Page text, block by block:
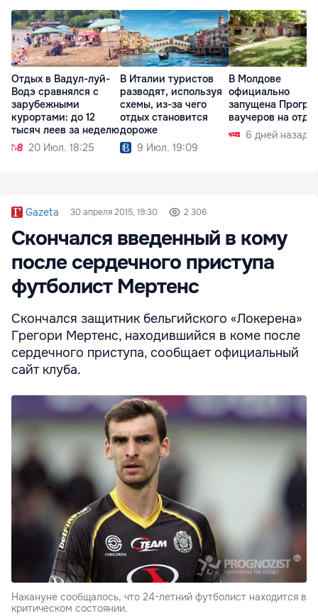
Отдых в Вадул-луй-
Водэ сравнялся с
зарубежными
курортами: до 12
тысяч леев за неделю
20 Июл. 18:25
В Италии туристов
разводят, используя
схемы, из-за чего
отдых становится
дороже
9 Июл. 19:09
В Молдове
официально
запущена
ваучеров на
6 дней назад
Gazeta 30 апреля 2015, 19:30 2 306
Скончался введенный в кому
после сердечного приступа
футболист Мертенс
Скончался защитник бельгийского «Локерена»
Грегори Мертенс, находившийся в коме после
сердечного приступа, сообщает официальный
сайт клуба.
Накануне сообщалось, что 24-летний футболист находится в
критическом состоянии.